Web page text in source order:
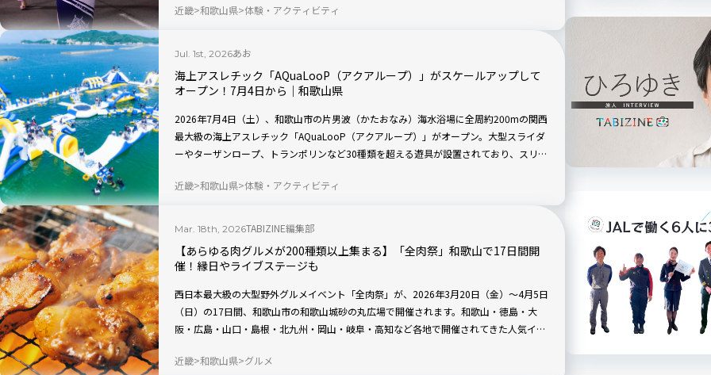
近畿 和歌山県 体験・アクティビティ
Jul. 1st, 2026あお
海上アスレチック「AQuaLooP（アクアループ）」がスケールアップして
オープン！7月4日から｜和歌山県
2026年7月4日（土）、和歌山市の片男波（かたおなみ）海水浴場に全周約200mの関西
最大級の海上アスレチック「AQuaLooP（アクアループ）」がオープン。大型スライダ
ーやターザンロープ、トランポリンなど30種類を超える遊具が設置されており、スリル
近畿 和歌山県 体験・アクティビティ
Mar. 18th, 2026TABIZINE編集部
【あらゆる肉グルメが200種類以上集まる】「全肉祭」和歌山で17日間開
催！縁日やライブステージも
西日本最大級の大型野外グルメイベント「全肉祭」が、2026年3月20日（金）〜4月5日
（日）の17日間、和歌山市の和歌山城砂の丸広場で開催されます。和歌山・徳島・大
阪・広島・山口・島根・北九州・岡山・岐阜・高知など各地で開催されてきた人気イベ
畜産肉料理をはじめ、魚肉や果肉など“あらゆる肉”をテーマにした多彩なメニューが楽
近畿 和歌山県 グルメ